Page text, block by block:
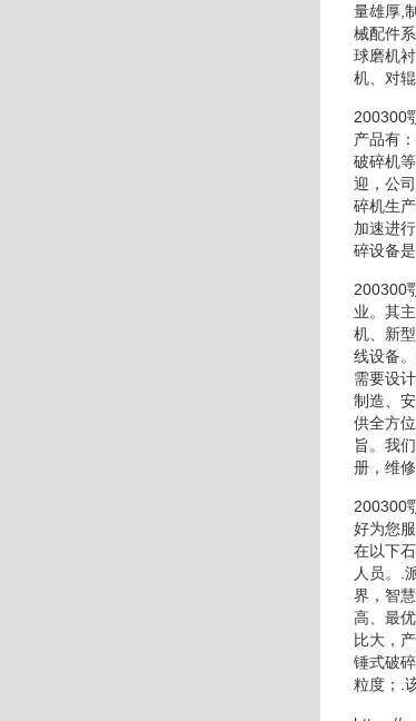
量雄厚,
械配件
球磨机
机、对
200300
产品有
破碎机
迎，公
碎机生
加速进
碎设备
200300
业。其
机、新
线设备
需要设
制造、
供全方
旨。我
册，维
200300
好为您
在以下
人员。.
界，智
高、最
比大，
锤式破
粒度；.